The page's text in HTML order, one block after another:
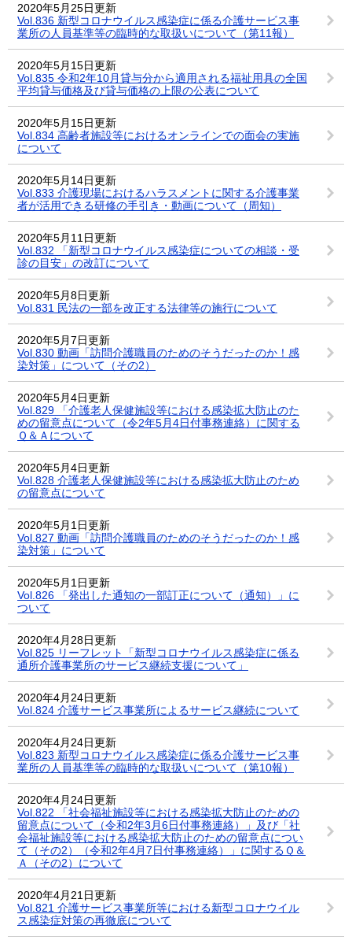
2020年5月25日更新
Vol.836 新型コロナウイルス感染症に係る介護サービス事
業所の人員基準等の臨時的な取扱いについて（第11報）
2020年5月15日更新
Vol.835 令和2年10月貸与分から適用される福祉用具の全国
平均貸与価格及び貸与価格の上限の公表について
2020年5月15日更新
Vol.834 高齢者施設等におけるオンラインでの面会の実施
について
2020年5月14日更新
Vol.833 介護現場におけるハラスメントに関する介護事業
者が活用できる研修の手引き・動画について（周知）
2020年5月11日更新
Vol.832 「新型コロナウイルス感染症についての相談・受
診の目安」の改訂について
2020年5月8日更新
Vol.831 民法の一部を改正する法律等の施行について
2020年5月7日更新
Vol.830 動画「訪問介護職員のためのそうだったのか！感
染対策」について（その2）
2020年5月4日更新
Vol.829 「介護老人保健施設等における感染拡大防止のた
めの留意点について（令2年5月4日付事務連絡）に関する
Ｑ＆Ａについて
2020年5月4日更新
Vol.828 介護老人保健施設等における感染拡大防止のため
の留意点について
2020年5月1日更新
Vol.827 動画「訪問介護職員のためのそうだったのか！感
染対策」について
2020年5月1日更新
Vol.826 「発出した通知の一部訂正について（通知）」に
ついて
2020年4月28日更新
Vol.825 リーフレット「新型コロナウイルス感染症に係る
通所介護事業所のサービス継続支援について」
2020年4月24日更新
Vol.824 介護サービス事業所によるサービス継続について
2020年4月24日更新
Vol.823 新型コロナウイルス感染症に係る介護サービス事
業所の人員基準等の臨時的な取扱いについて（第10報）
2020年4月24日更新
Vol.822 「社会福祉施設等における感染拡大防止のための
留意点について（令和2年3月6日付事務連絡）」及び「社
会福祉施設等における感染拡大防止のための留意点につい
て（その2）（令和2年4月7日付事務連絡）」に関するＱ＆
Ａ（その2）について
2020年4月21日更新
Vol.821 介護サービス事業所等における新型コロナウイル
ス感染症対策の再徹底について